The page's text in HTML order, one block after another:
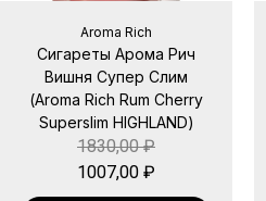
Aroma Rich
Сигареты Арома Рич
Вишня Супер Слим
(Aroma Rich Rum Cherry
Superslim HIGHLAND)
1830,00₽
1007,00 ₽